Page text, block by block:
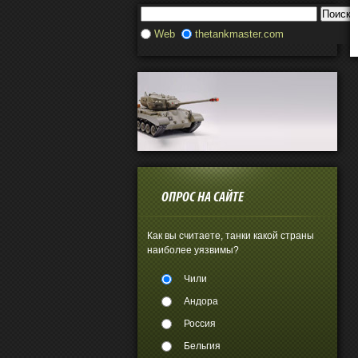
Web thetankmaster.com
ОПРОС НА САЙТЕ
Как вы считаете, танки какой страны
наиболее уязвимы?
Чили
Андора
Россия
Бельгия